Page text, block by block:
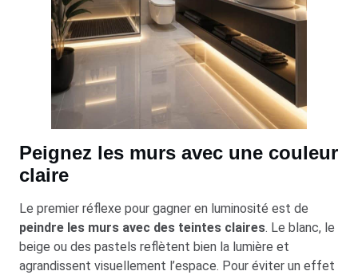
Peignez les murs avec une couleur
claire
Le premier réflexe pour gagner en luminosité est de
peindre les murs avec des teintes claires. Le blanc, le
beige ou des pastels reflètent bien la lumière et
agrandissent visuellement l’espace. Pour éviter un effet